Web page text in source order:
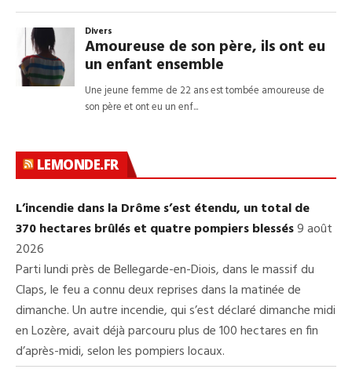
LEMONDE.FR
L’incendie dans la Drôme s’est étendu, un total de
370 hectares brûlés et quatre pompiers blessés9 août
2026
Parti lundi près de Bellegarde-en-Diois, dans le massif du
Claps, le feu a connu deux reprises dans la matinée de
dimanche. Un autre incendie, qui s’est déclaré dimanche midi
en Lozère, avait déjà parcouru plus de 100 hectares en fin
d’après-midi, selon les pompiers locaux.